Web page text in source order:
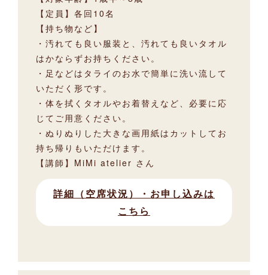
【定員】各回10名
【持ち物など】
・汚れても良い服装と、汚れても良いタオル
はかならずお持ちください。
・足などはタライのお水で簡単に洗い流して
いただく形です。
・体を拭くタオルやお着替えなど、必要に応
じてご用意ください。
・ぬりぬりした大きな画用紙はカットしてお
持ち帰りもいただけます。
【講師】MiMi atelier さん
詳細（空席状況）・お申し込みは
こちら